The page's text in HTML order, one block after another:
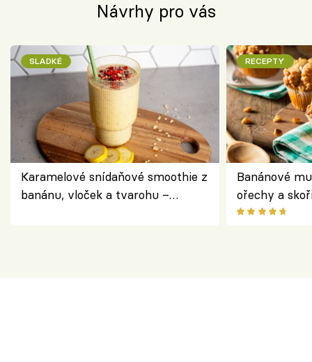
Návrhy pro vás
SLADKÉ
Karamelové snídaňové smoothie z
banánu, vloček a tvarohu –
RECEPTY
Banánové
ořechy a